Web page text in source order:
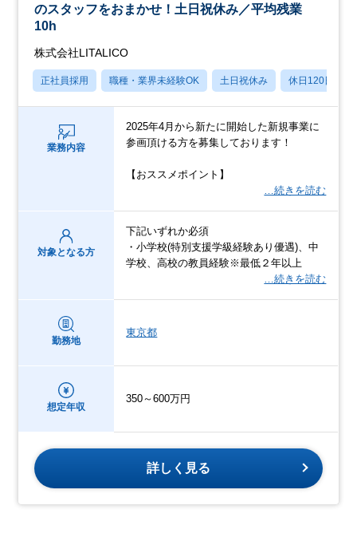
のスタッフをおまかせ！土日祝休み／平均残業
10h
株式会社LITALICO
正社員採用 職種・業界未経験OK 土日祝休み 休日120日以上
業務内容
2025年4月から新たに開始した新規事業に
参画頂ける方を募集しております！
【おススメポイント】
…続きを読む
対象となる方
下記いずれか必須
・小学校(特別支援学級経験あり優遇)、中
学校、高校の教員経験※最低２年以上
…続きを読む
勤務地
東京都
想定年収
350～600万円
詳しく見る